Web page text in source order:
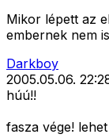
Mikor lépett az
embernek nem
Darkboy
2005.05.06.
húú!!
fasza vége!